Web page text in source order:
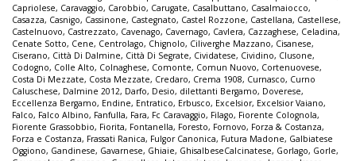
Capriolese, Caravaggio, Carobbio, Carugate, Casalbuttano, Casalmaiocco,
Casazza, Casnigo, Cassinone, Castegnato, Castel Rozzone, Castellana, Castellese,
Castelnuovo, Castrezzato, Cavenago, Cavernago, Cavlera, Cazzaghese, Celadina,
Cenate Sotto, Cene, Centrolago, Chignolo, Ciliverghe Mazzano, Cisanese,
Ciserano, Città Di Dalmine, Città Di Segrate, Cividatese, Cividino, Clusone,
Codogno, Colle Alto, Colnaghese, Comonte, Comun Nuovo, Cortenuovese,
Costa Di Mezzate, Costa Mezzate, Credaro, Crema 1908, Curnasco, Curno
Caluschese, Dalmine 2012, Darfo, Desio, dilettanti Bergamo, Doverese,
Eccellenza Bergamo, Endine, Entratico, Erbusco, Excelsior, Excelsior Vaiano,
Falco, Falco Albino, Fanfulla, Fara, Fc Caravaggio, Filago, Fiorente Colognola,
Fiorente Grassobbio, Fiorita, Fontanella, Foresto, Fornovo, Forza & Costanza,
Forza e Costanza, Frassati Ranica, Fulgor Canonica, Futura Madone, Galbiatese
Oggiono, Gandinese, Gavarnese, Ghiaie, GhisalbeseCalcinatese, Gorlago, Gorle,